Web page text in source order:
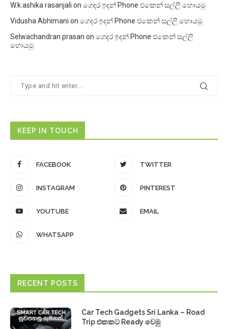
W.k.ashika rasanjali on ගෙදර ඉදන් Phone එකෙන් සල්ලි හොයමු
Vidusha Abhimani on ගෙදර ඉදන් Phone එකෙන් සල්ලි හොයමු
Selwachandran prasan on ගෙදර ඉදන් Phone එකෙන් සල්ලි
හොයමු
KEEP IN TOUCH
FACEBOOK TWITTER
INSTAGRAM PINTEREST
YOUTUBE EMAIL
WHATSAPP
RECENT POSTS
Car Tech Gadgets Sri Lanka – Road
Trip එකකට Ready වෙමු